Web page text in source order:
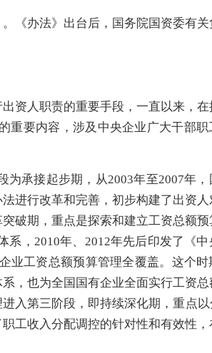
《办法》出台后，国务院国资委有
资人职责的重要手段，一直以来，
重要内容，涉及中央企业广大干部职
承接起步期，从2003年至2007年
进行改革和完善，初步构建了出资
破期，重点是探索和建立工资总额
，2010年、2012年先后印发了《
业工资总额预算管理全覆盖。这个时
，也为全国国有企业全面实行工资
入第三阶段，即持续深化期，重点
工收入分配调控的针对性和有效性